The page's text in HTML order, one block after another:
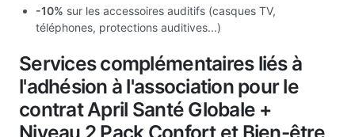
-10% sur les accessoires auditifs (casques TV,
téléphones, protections auditives...)
Services complémentaires liés à
l'adhésion à l'association pour le
contrat April Santé Globale +